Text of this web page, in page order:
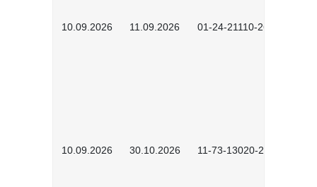
10.09.2026 11.09.2026 01-24-21110-2603
10.09.2026 30.10.2026 11-73-13020-2601